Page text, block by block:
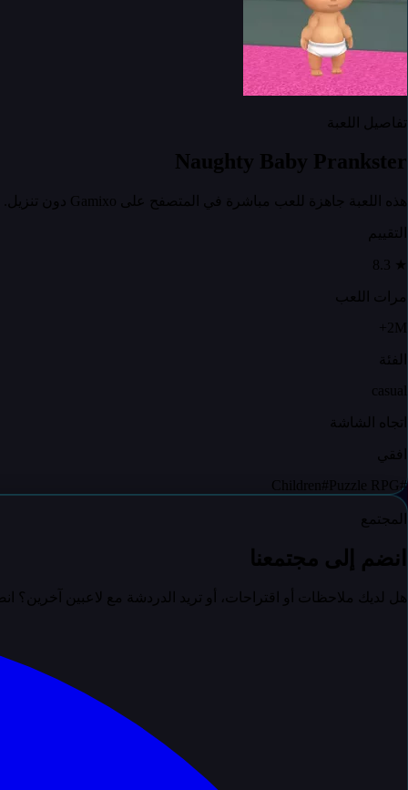
تفاصيل اللعبة
Naughty Baby Prankster
هذه اللعبة جاهزة للعب مباشرة في المتصفح على Gamixo دون تنزيل.
التقييم
★
8.3
مرات اللعب
2M+
الفئة
casual
اتجاه الشاشة
افقي
#
Children # Puzzle RPG
المجتمع
انضم إلى مجتمعنا
هل لديك ملاحظات أو اقتراحات، أو تريد الدردشة مع لاعبين